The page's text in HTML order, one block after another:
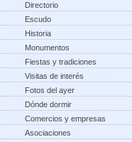
Directorio
Escudo
Historia
Monumentos
Fiestas y tradiciones
Visitas de interés
Fotos del ayer
Dónde dormir
Comercios y empresas
Asociaciones